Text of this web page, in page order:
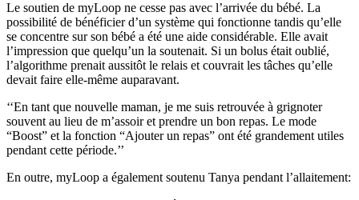
Le soutien de myLoop ne cesse pas avec l’arrivée du bébé. La
possibilité de bénéficier d’un système qui fonctionne tandis qu’elle
se concentre sur son bébé a été une aide considérable. Elle avait
l’impression que quelqu’un la soutenait. Si un bolus était oublié,
l’algorithme prenait aussitôt le relais et couvrait les tâches qu’elle
devait faire elle-même auparavant.
‘‘En tant que nouvelle maman, je me suis retrouvée à grignoter
souvent au lieu de m’assoir et prendre un bon repas. Le mode
“Boost” et la fonction “Ajouter un repas” ont été grandement utiles
pendant cette période.’’
En outre, myLoop a également soutenu Tanya pendant l’allaitement: